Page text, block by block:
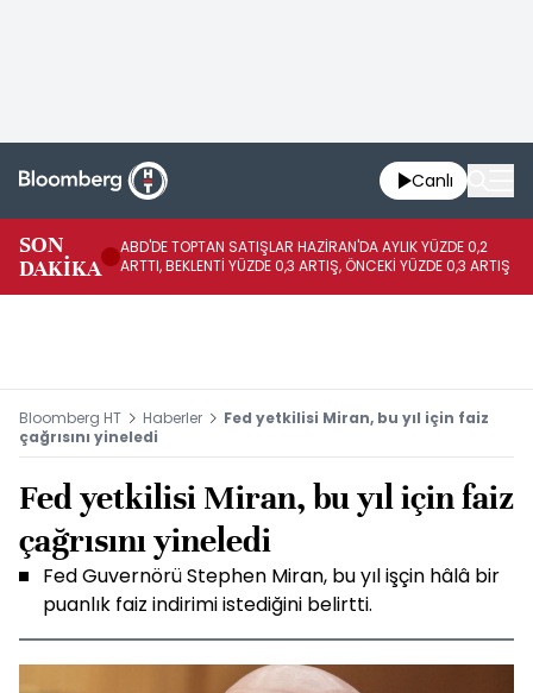
Canlı
SON
DAKİKA
ABD'DE TOPTAN SATIŞLAR HAZİRAN'DA AYLIK YÜZDE 0,2
ARTTI, BEKLENTİ YÜZDE 0,3 ARTIŞ, ÖNCEKİ YÜZDE 0,3 ARTIŞ
Bloomberg HT Haberler
Fed yetkilisi Miran, bu yıl için faiz
çağrısını yineledi
Fed yetkilisi Miran, bu yıl için faiz
çağrısını yineledi
Fed Guvernörü Stephen Miran, bu yıl işçin hâlâ bir
puanlık faiz indirimi istediğini belirtti.